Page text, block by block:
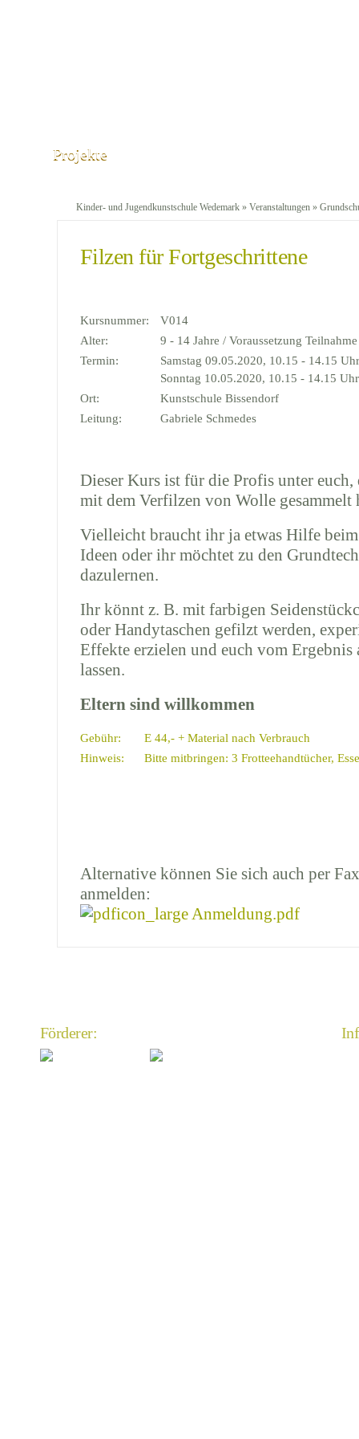
Projekte
Kinder- und Jugendkunstschule Wedemark » Veranstaltungen »
Filzen für Fortgeschrittene
Kursnummer:
V014
Alter:
9 - 14 Jahre / Voraussetzung
Termin:
Samstag 09.05.2020, 10.15 - 14.15 Uhr
Sonntag 10.05.2020, 10.15 - 14.15 Uhr
Ort:
Kunstschule Bissendorf
Leitung:
Gabriele Schmedes
Dieser Kurs ist für die Profis unter
mit dem Verfilzen von Wolle gesammelt
Vielleicht braucht ihr ja etwas Hilfe
Ideen oder ihr möchtet zu den
dazulernen.
Ihr könnt z. B. mit farbigen
oder Handytaschen gefilzt werden,
Effekte erzielen und euch vom Ergebnis
lassen.
Eltern sind willkommen
Gebühr:
E 44,- + Material nach Verbrauch
Hinweis:
Bitte mitbringen: 3 Frotteehandtücher,
Alternative können Sie sich auch per
anmelden:
Anmeldung.pdf
Förderer: